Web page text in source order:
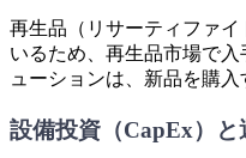
再生品（リサーティファ
いるため、再生品市場で
ューションは、新品を購入
設備投資（CapEx）